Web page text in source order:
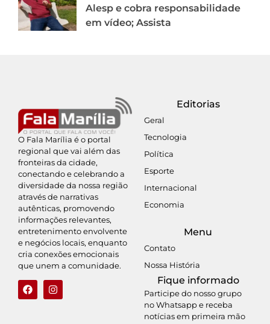
Alesp e cobra responsabilidade
em vídeo; Assista
O Fala Marília é o portal
regional que vai além das
fronteiras da cidade,
conectando e celebrando a
diversidade da nossa região
através de narrativas
autênticas, promovendo
informações relevantes,
entretenimento envolvente
e negócios locais, enquanto
cria conexões emocionais
que unem a comunidade.
Editorias
Geral
Tecnologia
Política
Esporte
Internacional
Economia
Menu
Contato
Nossa História
Fique informado
Participe do nosso grupo
no Whatsapp e receba
notícias em primeira mão